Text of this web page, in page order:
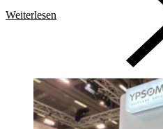
Weiterlesen